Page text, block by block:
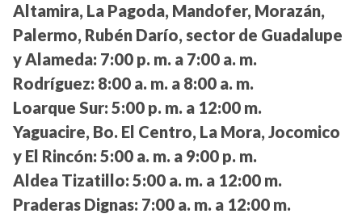
Altamira, La Pagoda, Mandofer, Morazán,
Palermo, Rubén Darío, sector de Guadalupe
y Alameda: 7:00 p. m. a 7:00 a. m.
Rodríguez: 8:00 a. m. a 8:00 a. m.
Loarque Sur: 5:00 p. m. a 12:00 m.
Yaguacire, Bo. El Centro, La Mora, Jocomico
y El Rincón: 5:00 a. m. a 9:00 p. m.
Aldea Tizatillo: 5:00 a. m. a 12:00 m.
Praderas Dignas: 7:00 a. m. a 12:00 m.